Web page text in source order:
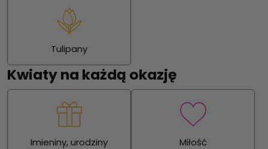
Tulipany
Kwiaty na każdą okazję
Imieniny, urodziny Miłość